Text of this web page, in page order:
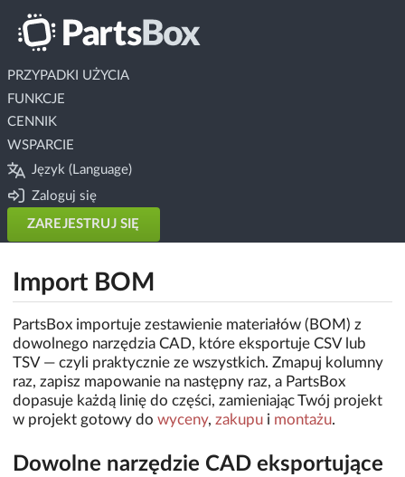
PRZYPADKI UŻYCIA
FUNKCJE
CENNIK
WSPARCIE
Język (Language)
Zaloguj się
ZAREJESTRUJ SIĘ
Import BOM
PartsBox importuje zestawienie materiałów (BOM) z
dowolnego narzędzia CAD, które eksportuje CSV lub
TSV — czyli praktycznie ze wszystkich. Zmapuj kolumny
raz, zapisz mapowanie na następny raz, a PartsBox
dopasuje każdą linię do części, zamieniając Twój projekt
w projekt gotowy do wyceny, zakupu i montażu.
Dowolne narzędzie CAD eksportujące